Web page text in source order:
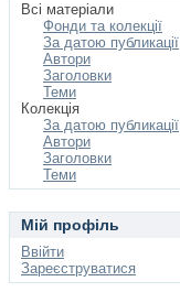
Всі матеріали
Фонди та колекції
За датою публикації
Автори
Заголовки
Теми
Колекція
За датою публикації
Автори
Заголовки
Теми
Мій профіль
Ввійти
Зареєструватися